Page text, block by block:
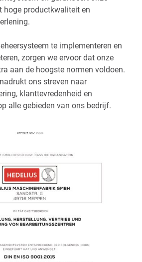
hoge productkwaliteit en
te implementeren en
zorgen we ervoor dat onze
aan de hoogste normen voldoen.
ons streven naar
klanttevredenheid en
alle gebieden van ons bedrijf.